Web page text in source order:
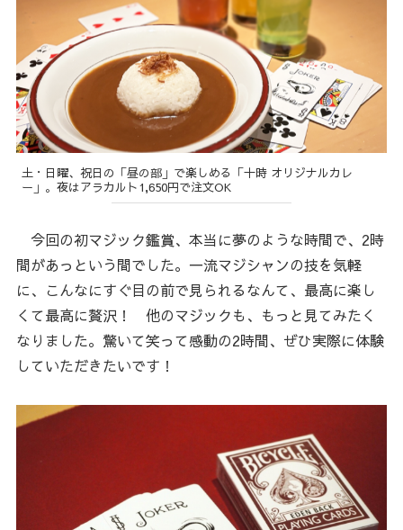
土・日曜、祝日の「昼の部」で楽しめる「十時 オリジナルカレ
ー」。夜はアラカルト1,650円で注文OK
今回の初マジック鑑賞、本当に夢のような時間で、2時
間があっという間でした。一流マジシャンの技を気軽
に、こんなにすぐ目の前で見られるなんて、最高に楽し
くて最高に贅沢！ 他のマジックも、もっと見てみたく
なりました。驚いて笑って感動の2時間、ぜひ実際に体験
していただきたいです！